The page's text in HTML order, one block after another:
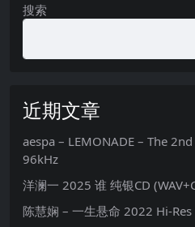
搜索
近期文章
aespa – LEMONADE – The
96kHz
洋澜一 2025 谁 纯银CD
陈慧娴 – 一生悬命 2022 Hi-Res